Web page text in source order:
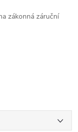
zákonná záruční